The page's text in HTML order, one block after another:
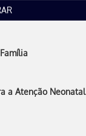
a Atenção Neonatal